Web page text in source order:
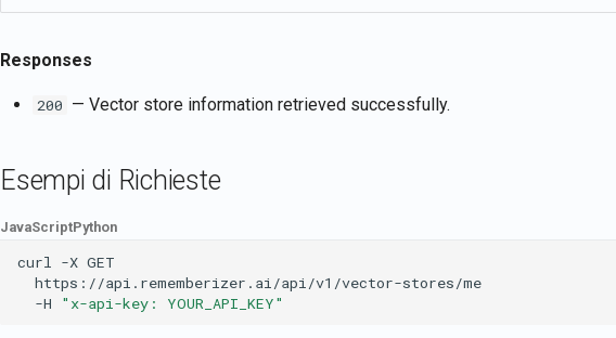
Responses
200 — Vector store information retrieved successfully.
Esempi di Richieste
JavaScriptPython
curl -X GET
https://api.rememberizer.ai/api/v1/vector-stores/me
-H
"x-api-key: YOUR_API_KEY"